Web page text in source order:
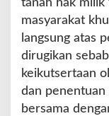
tanah hak milik
masyarakat
langsung atas
dirugikan
keikutsertaan
dan
bersama